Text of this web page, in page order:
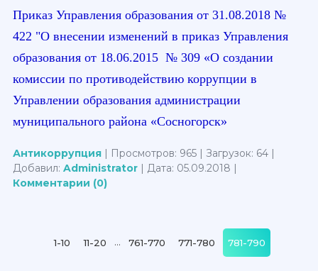
Приказ Управления образования от 31.08.2018 №
422 "О внесении изменений в приказ Управления
образования от 18.06.2015 № 309 «О создании
комиссии по противодействию коррупции в
Управлении образования администрации
муниципального района «Сосногорск»
Антикоррупция | Просмотров: 965 | Загрузок: 64 |
Добавил: Administrator | Дата: 05.09.2018 |
Комментарии (0)
1-10 11-20 ... 761-770 771-780 781-790